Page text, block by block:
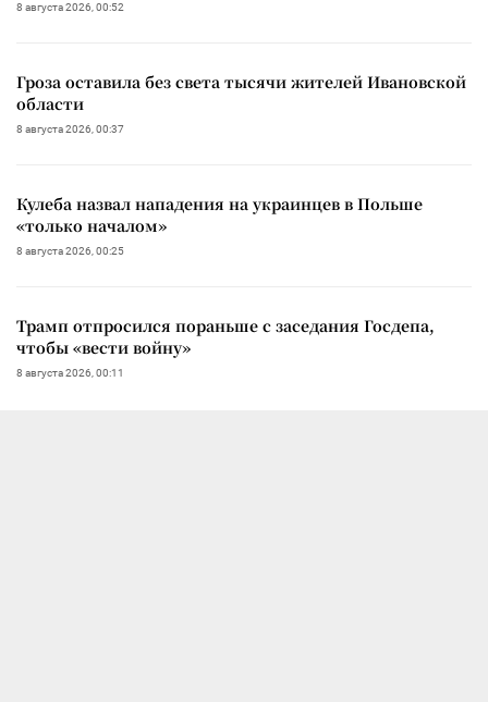
8 августа 2026, 00:52
Гроза оставила без света тысячи жителей Ивановской
области
8 августа 2026, 00:37
Кулеба назвал нападения на украинцев в Польше
«только началом»
8 августа 2026, 00:25
Трамп отпросился пораньше с заседания Госдепа,
чтобы «вести войну»
8 августа 2026, 00:11